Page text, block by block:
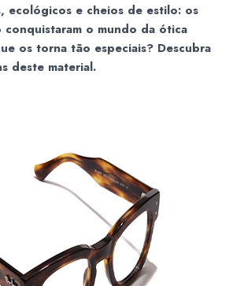
ecológicos e cheios de estilo: os
o mundo da ótica
os torna tão especiais? Descubra
deste material.